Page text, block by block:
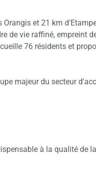
et 21 km
de vie raffiné, empreint
76 résidents et
majeur du secteur
à la qualité de